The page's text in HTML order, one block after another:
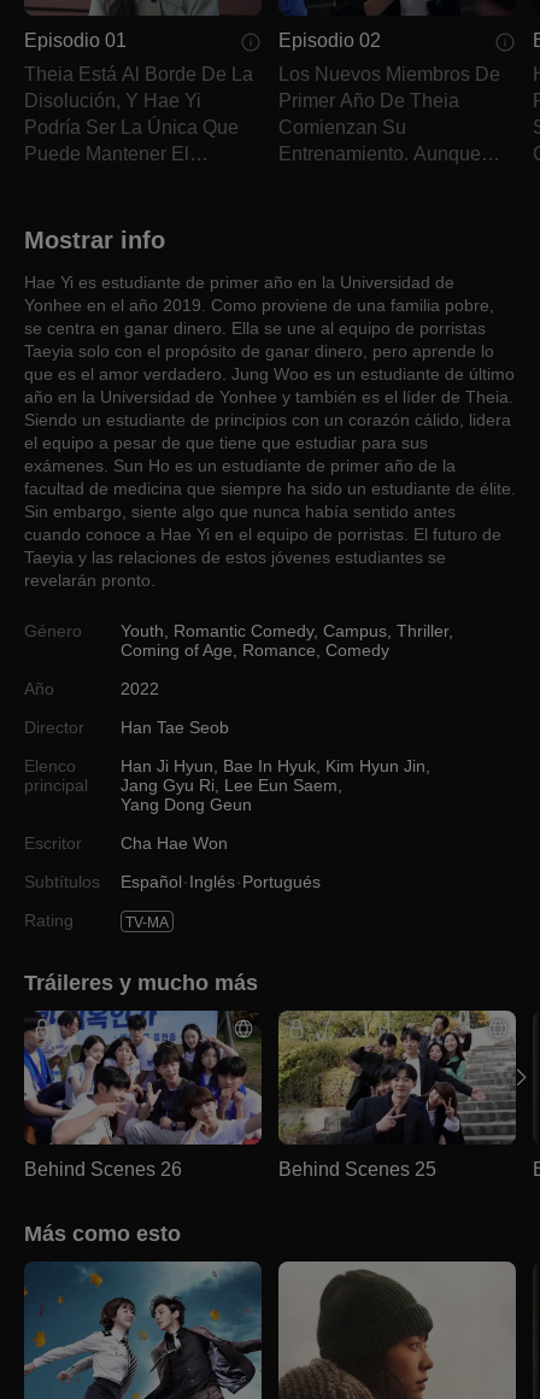
Episodio 01
Theia Está Al Borde De La
Disolución, Y Hae Yi
Podría Ser La Única Que
Puede Mantener El
Episodio 02
Los Nuevos Miembros De
Primer Año De Theia
Comienzan Su
Entrenamiento. Aunque
Mostrar info
Hae Yi es estudiante de primer año en la Universidad de
Yonhee en el año 2019. Como proviene de una familia pobre,
se centra en ganar dinero. Ella se une al equipo de porristas
Taeyia solo con el propósito de ganar dinero, pero aprende lo
que es el amor verdadero. Jung Woo es un estudiante de último
año en la Universidad de Yonhee y también es el líder de Theia.
Siendo un estudiante de principios con un corazón cálido, lidera
el equipo a pesar de que tiene que estudiar para sus
exámenes. Sun Ho es un estudiante de primer año de la
facultad de medicina que siempre ha sido un estudiante de élite.
Sin embargo, siente algo que nunca había sentido antes
cuando conoce a Hae Yi en el equipo de porristas. El futuro de
Taeyia y las relaciones de estos jóvenes estudiantes se
revelarán pronto.
Género Youth Romantic Comedy, Campus Thriller,
Coming of Age
Romance Comedy
Año
2022
Director
Han Tae Seob
Elenco
principal
Han Ji Hyun Bae In Hyuk Kim Hyun Jin
Jang Gyu Ri
Lee Eun Saem
Yang Dong Geun
Escritor
Cha Hae Won
Subtítulos
Español Inglés Portugués
Rating
TV-MA
Tráileres y mucho más
Behind Scenes 26 Behind Scenes 25
Más como esto